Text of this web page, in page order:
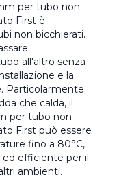
per tubo non
First è
non bicchierati.
all'altro senza
e la
Particolarmente
che calda, il
per tubo non
First può essere
fino a 80°C,
ed efficiente per il
ambienti.